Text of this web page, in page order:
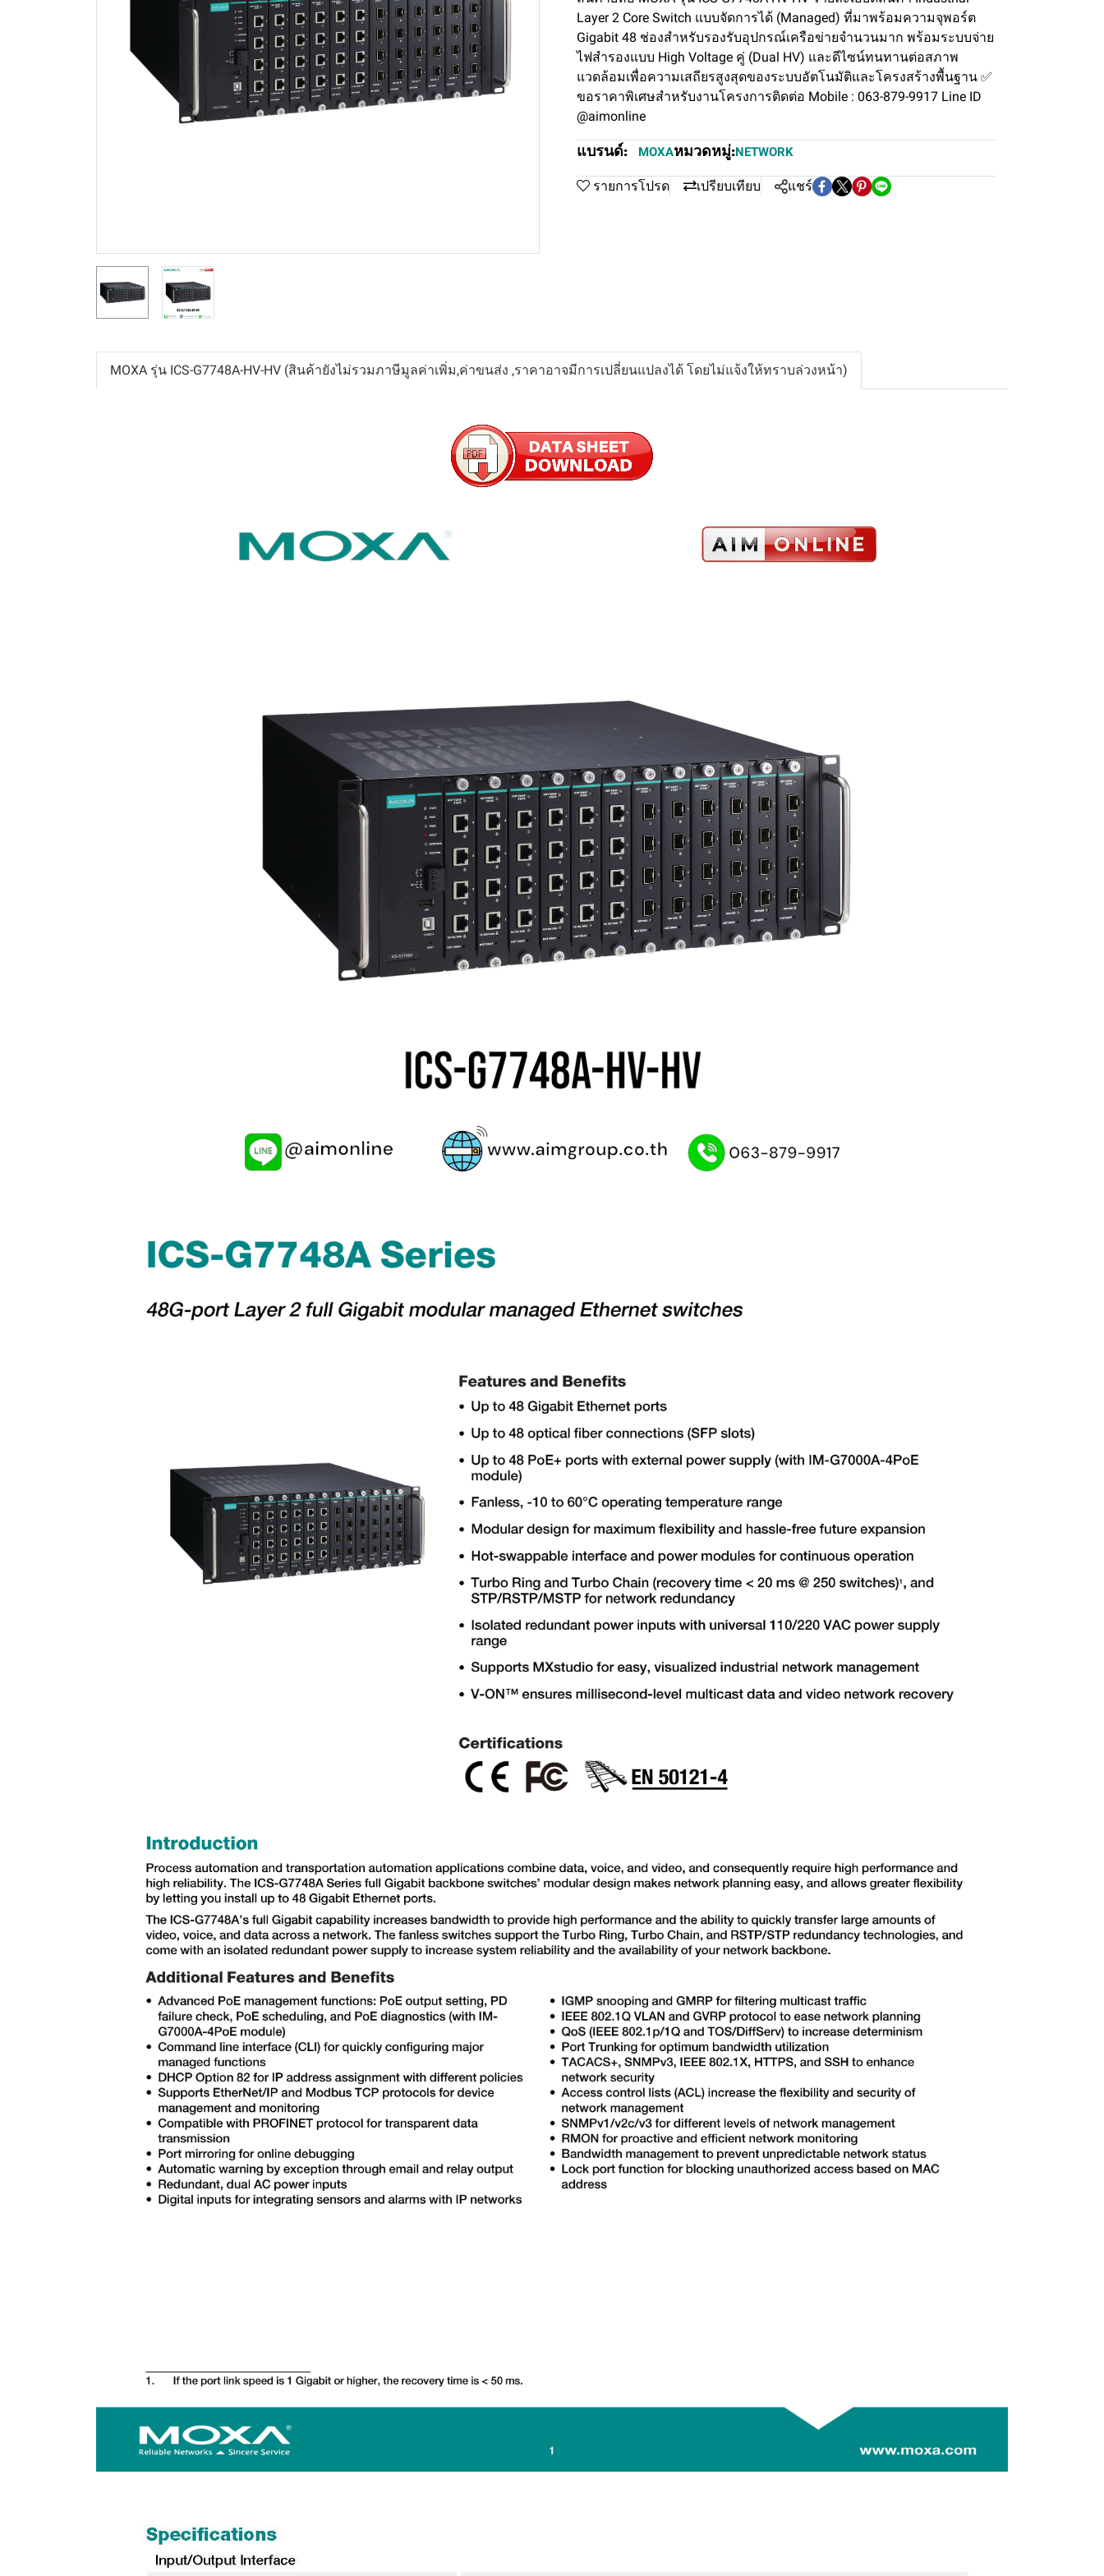
Layer 2 Core Switch แบบจัดการได้ (Managed) ที่มาพร้อมความจุพอร์ต
Gigabit 48 ช่องสำหรับรองรับอุปกรณ์เครือข่ายจำนวนมาก พร้อมระบบจ่าย
ไฟสำรองแบบ High Voltage คู่ (Dual HV) และดีไซน์ทนทานต่อสภาพ
แวดล้อมเพื่อความเสถียรสูงสุดของระบบอัตโนมัติและโครงสร้างพื้นฐาน ✅
ขอราคาพิเศษสำหรับงานโครงการติดต่อ Mobile : 063-879-9917 Line ID
@aimonline
แบรนด์: MOXAหมวดหมู่:NETWORK
รายการโปรด เปรียบเทียบ แชร์
MOXA รุ่น ICS-G7748A-HV-HV (สินค้ายังไม่รวมภาษีมูลค่าเพิ่ม,ค่าขนส่ง ,ราคาอาจมีการเปลี่ยนแปลงได้ โดยไม่แจ้งให้ทราบล่วงหน้า)